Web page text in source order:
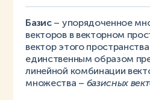
Базис– упорядоченное
векторов в векторном
вектор этого
единственным образом
линейной комбинации
множества – базисных